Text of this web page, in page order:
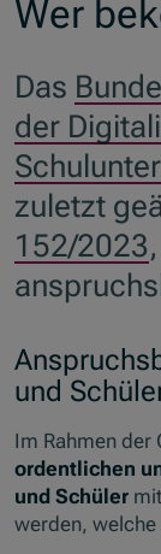
Wer
Das
der
zuletzt
152/2023
und
Im Rahmen
ordentlichen
und Schüler
werden, welche